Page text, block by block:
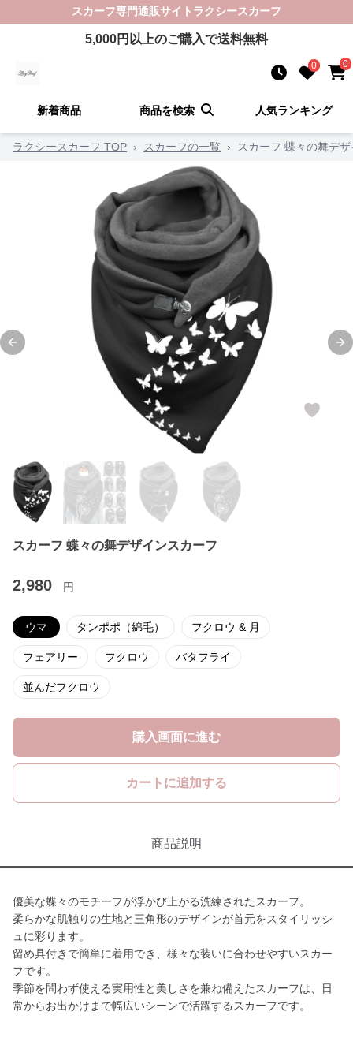
スカーフ専門通販サイト ラクシースカーフ
5,000円以上のご購入で送料無料
0 0
新着商品 商品を検索 人気ランキング
ラクシースカーフ TOP › スカーフの一覧 › スカーフ 蝶々の舞デ
Previous slide
スカーフ 蝶々の舞デザインスカーフ
2,980 円
ウマ タンポポ（綿毛） フクロウ & 月
フェアリー フクロウ バタフライ
並んだフクロウ
購入画面に進む
カートに追加する
商品説明
優美な蝶々のモチーフが浮かび上がる洗練されたスカーフ。
柔らかな肌触りの生地と三角形のデザインが首元をスタイリッシ
ュに彩ります。
留め具付きで簡単に着用でき、様々な装いに合わせやすいスカー
フです。
季節を問わず使える実用性と美しさを兼ね備えたスカーフは、日
常からお出かけまで幅広いシーンで活躍するスカーフです。